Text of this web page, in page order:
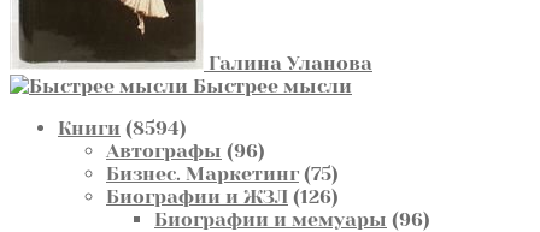
Галина Уланова
Быстрее мысли
Книги 85948594
товара
Автографы 9696
товаров
Бизнес. Маркетинг 7575
товаров
Биографии и ЖЗЛ 126126
товаров
Биографии и мемуары 9696